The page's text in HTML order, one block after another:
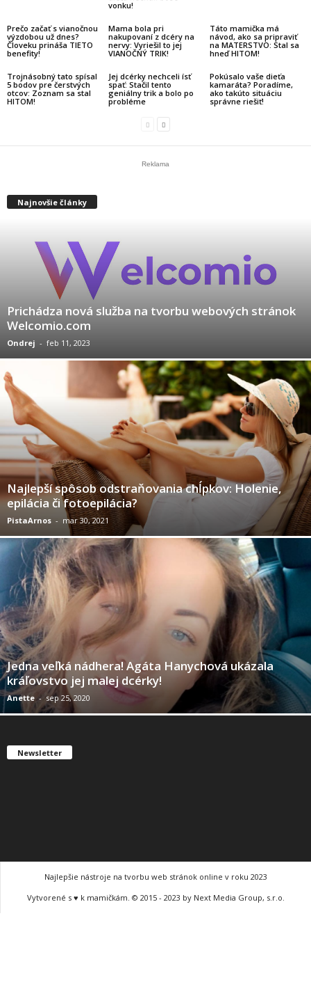
vonku!
Prečo začať s vianočnou
výzdobou už dnes?
Človeku prináša TIETO
benefity!
Mama bola pri
nakupovaní z dcéry na
nervy: Vyriešil to jej
VIANOČNÝ TRIK!
Táto mamička má
návod, ako sa pripraviť
na MATERSTVO: Stal sa
hneď HITOM!
Trojnásobný tato spísal
5 bodov pre čerstvých
otcov: Zoznam sa stal
HITOM!
Jej dcérky nechceli ísť
spať: Stačil tento
geniálny trik a bolo po
probléme
Pokúsalo vaše dieťa
kamaráta? Poradíme,
ako takúto situáciu
správne riešiť!
Reklama
Najnovšie články
Prichádza nová služba na tvorbu webových stránok
Welcomio.com
Ondrej - feb 11, 2023
Najlepší spôsob odstraňovania chĺpkov: Holenie,
epilácia či fotoepilácia?
PistaArnos - mar 30, 2021
Jedna veľká nádhera! Agáta Hanychová ukázala
kráľovstvo jej malej dcérky!
Anette - sep 25, 2020
Newsletter
Najlepšie nástroje na tvorbu web stránok online v roku 2023
Vytvorené s ♥ k mamičkám. © 2015 - 2023 by Next Media Group, s.r.o.